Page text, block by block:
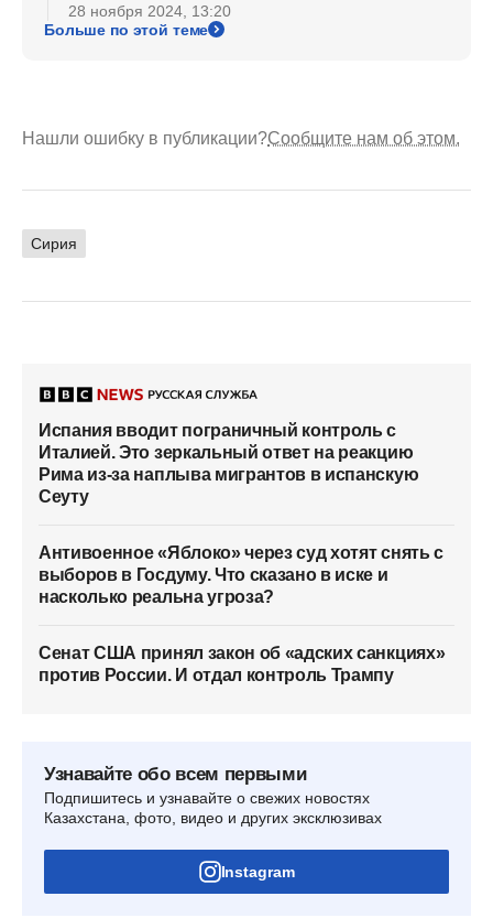
28 ноября 2024, 13:20
Больше по этой теме
Нашли ошибку в публикации?Сообщите нам об этом.
Сирия
Испания вводит пограничный контроль с
Италией. Это зеркальный ответ на реакцию
Рима из-за наплыва мигрантов в испанскую
Сеуту
Антивоенное «Яблоко» через суд хотят снять с
выборов в Госдуму. Что сказано в иске и
насколько реальна угроза?
Сенат США принял закон об «адских санкциях»
против России. И отдал контроль Трампу
Узнавайте обо всем первыми
Подпишитесь и узнавайте о свежих новостях
Казахстана, фото, видео и других эксклюзивах
Instagram